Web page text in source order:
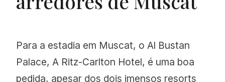
Para a estadia em Muscat, o Al Bustan
Palace, A Ritz-Carlton Hotel, é uma boa
pedida, apesar dos dois imensos resorts